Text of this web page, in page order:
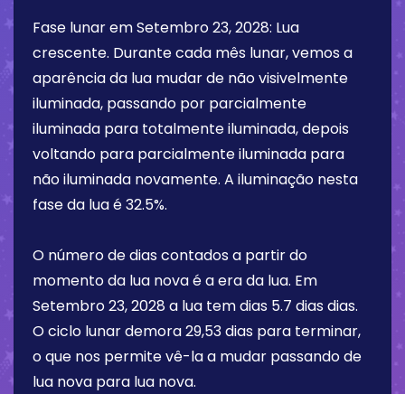
Fase lunar emSetembro 23, 2028: Lua
crescente. Durante cada mês lunar, vemos a
aparência da lua mudar de não visivelmente
iluminada, passando por parcialmente
iluminada para totalmente iluminada, depois
voltando para parcialmente iluminada para
não iluminada novamente. A iluminação nesta
fase da lua é32.5%.
O número de dias contados a partir do
momento da lua nova é a era da lua. Em
Setembro 23, 2028 a lua tem dias 5.7 dias dias.
O ciclo lunar demora 29,53 dias para terminar,
o que nos permite vê-la a mudar passando de
lua nova para lua nova.